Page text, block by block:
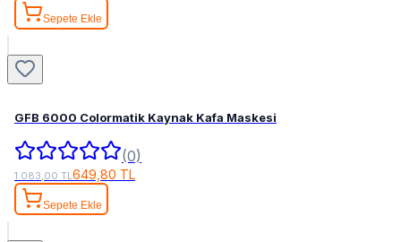
Sepete Ekle
GFB 6000 Colormatik Kaynak Kafa Maskesi
(0)
1.083,00 TL649,80 TL
Sepete Ekle